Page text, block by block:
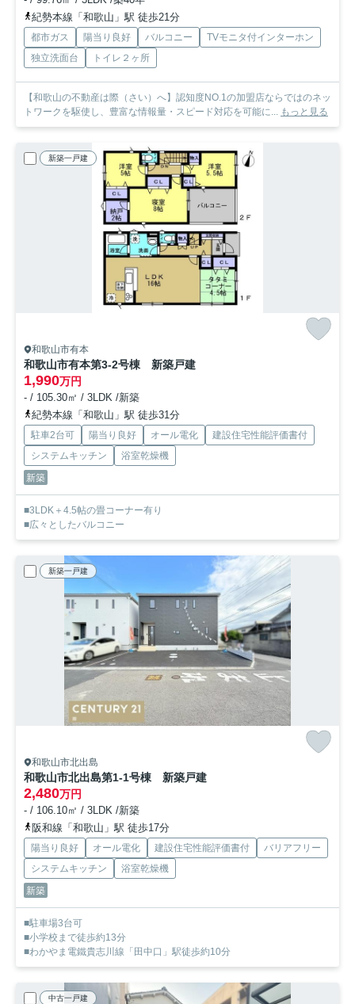
紀勢本線「和歌山」駅 徒歩21分
都市ガス 陽当り良好 バルコニー
TVモニタ付インターホン
独立洗面台
トイレ２ヶ所
【和歌山の不動産は際（さい）へ】認知度NO.1の加盟店ならではのネッ
トワークを駆使し、豊富な情報量・スピード対応を可能に... もっと見る
新築一戸建
和歌山市有本
和歌山市有本第3-2号棟 新築戸建
1,990万円
- / 105.30㎡ / 3LDK /新築
紀勢本線「和歌山」駅 徒歩31分
駐車2台可 陽当り良好 オール電化
建設住宅性能評価書付
システムキッチン
浴室乾燥機
新築
■3LDK＋4.5帖の畳コーナー有り
■広々としたバルコニー
新築一戸建
和歌山市北出島
和歌山市北出島第1-1号棟 新築戸建
2,480万円
- / 106.10㎡ / 3LDK /新築
阪和線「和歌山」駅 徒歩17分
陽当り良好 オール電化 建設住宅性能評価書付
バリアフリー
システムキッチン
浴室乾燥機
新築
■駐車場3台可
■小学校まで徒歩約13分
■わかやま電鐵貴志川線「田中口」駅徒歩約10分
中古一戸建